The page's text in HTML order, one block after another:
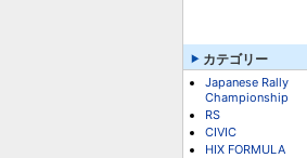
カテゴリー
Japanese Rally
Championship
RS
CIVIC
HIX FORMULA